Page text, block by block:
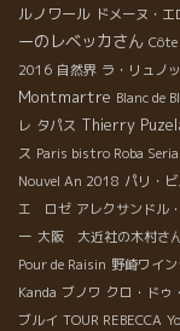
ルノワール ドメーヌ・
ーのレベッカさん Côte
2016 自然界 ラ・リュノ
Montmartre Blanc de
レ タパス Thierry
ス Paris bistro Roba Seria
Nouvel An 2018 パリ・
エ ロゼ アレクサンドル
ー 大阪 大近社の木村さ
Pour de Raisin 野崎ワイ
Kanda ブノワ クロ・ドゥ
ブルイ TOUR REBECCA